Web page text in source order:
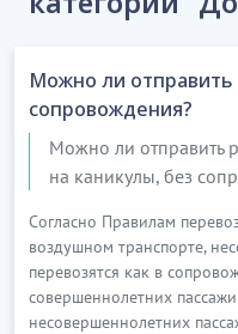
Можно ли отправить
сопровождения?
Можно ли отправить
на каникулы, без
Согласно Правилам
воздушном транспорте,
перевозятся как в
совершеннолетних
несовершеннолетних